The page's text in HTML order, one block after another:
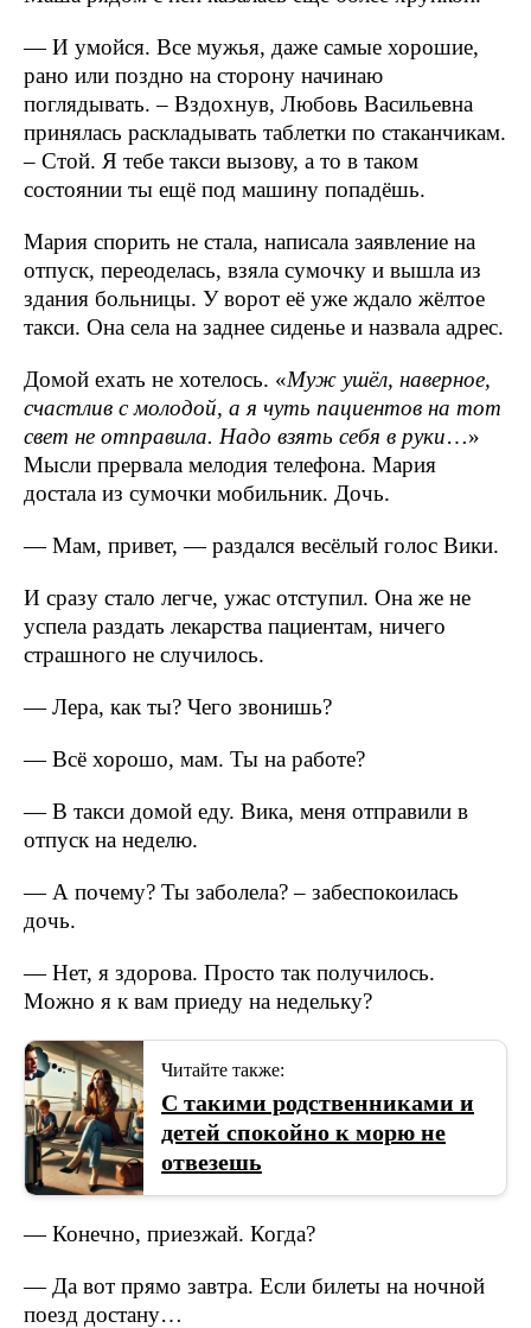
— И умойся. Все мужья, даже самые хорошие,
рано или поздно на сторону начинаю
поглядывать. – Вздохнув, Любовь Васильевна
принялась раскладывать таблетки по стаканчикам.
– Стой. Я тебе такси вызову, а то в таком
состоянии ты ещё под машину попадёшь.
Мария спорить не стала, написала заявление на
отпуск, переоделась, взяла сумочку и вышла из
здания больницы. У ворот её уже ждало жёлтое
такси. Она села на заднее сиденье и назвала адрес.
Домой ехать не хотелось. «Муж ушёл, наверное,
счастлив с молодой, а я чуть пациентов на тот
свет не отправила. Надо взять себя в руки…»
Мысли прервала мелодия телефона. Мария
достала из сумочки мобильник. Дочь.
— Мам, привет, — раздался весёлый голос Вики.
И сразу стало легче, ужас отступил. Она же не
успела раздать лекарства пациентам, ничего
страшного не случилось.
— Лера, как ты? Чего звонишь?
— Всё хорошо, мам. Ты на работе?
— В такси домой еду. Вика, меня отправили в
отпуск на неделю.
— А почему? Ты заболела? – забеспокоилась
дочь.
— Нет, я здорова. Просто так получилось.
Можно я к вам приеду на недельку?
Читайте также:
С такими родственниками и
детей спокойно к морю не
отвезешь
— Конечно, приезжай. Когда?
— Да вот прямо завтра. Если билеты на ночной
поезд достану…